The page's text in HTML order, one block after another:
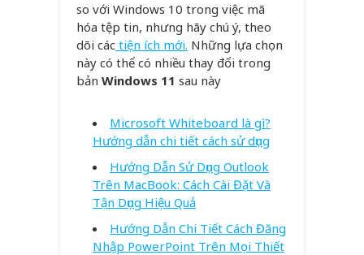
so với Windows 10 trong việc mã
hóa tệp tin, nhưng hãy chú ý, theo
dõi các tiện ích mới. Những lựa chọn
này có thể có nhiều thay đổi trong
bản Windows 11 sau này
Microsoft Whiteboard là gì?
Hướng dẫn chi tiết cách sử dụng
Hướng Dẫn Sử Dụng Outlook
Trên MacBook: Cách Cài Đặt Và
Tận Dụng Hiệu Quả
Hướng Dẫn Chi Tiết Cách Đăng
Nhập PowerPoint Trên Mọi Thiết